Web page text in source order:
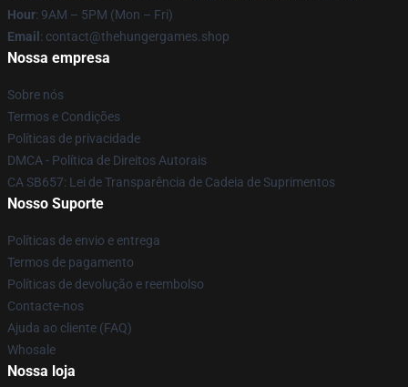
Hour: 9AM – 5PM (Mon – Fri)
Email : contact@thehungergames.shop
Nossa empresa
Sobre nós
Termos e Condições
Políticas de privacidade
DMCA - Política de Direitos Autorais
CA SB657: Lei de Transparência de Cadeia de Suprimentos
Nosso Suporte
Políticas de envio e entrega
Termos de pagamento
Políticas de devolução e reembolso
Contacte-nos
Ajuda ao cliente (FAQ)
Whosale
Nossa loja